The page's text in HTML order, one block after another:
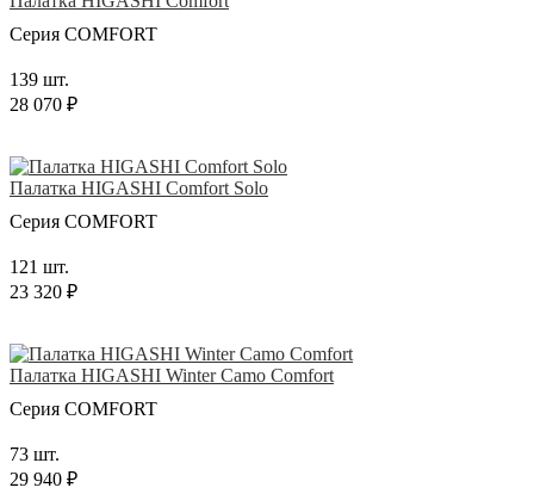
Серия COMFORT
139 шт.
28 070 ₽
Палатка HIGASHI Comfort Solo
Серия COMFORT
121 шт.
23 320 ₽
Палатка HIGASHI Winter Camo Comfort
Серия COMFORT
73 шт.
29 940 ₽